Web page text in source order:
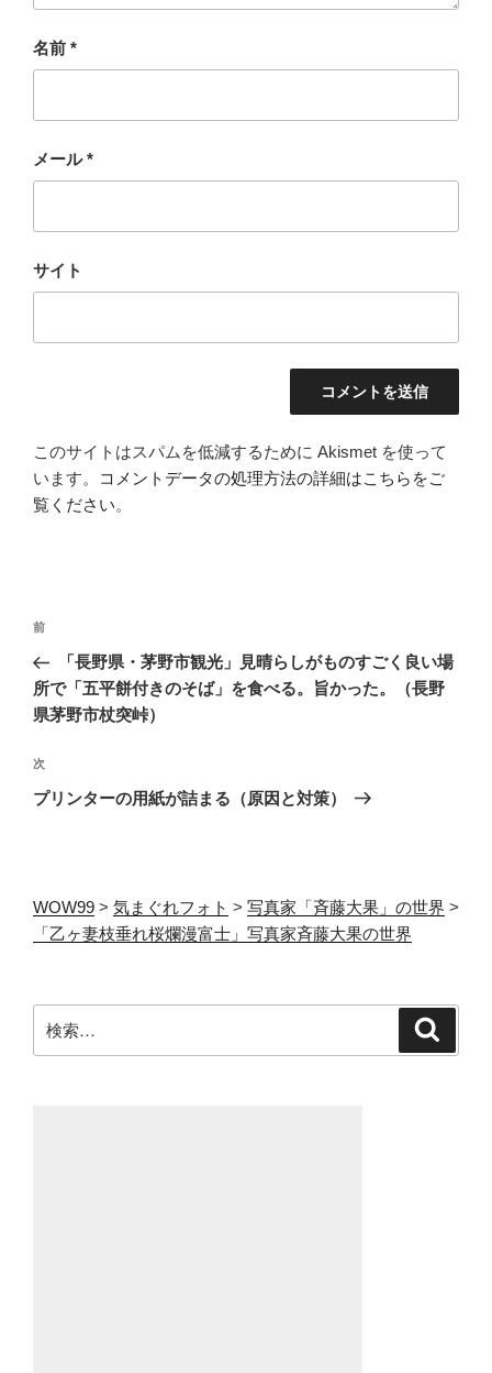
名前 *
メール*
サイト
このサイトはスパムを低減するために Akismet を使って
います。
コメントデータの処理方法の詳細はこちらをご
覧ください。
投
ナ
ビ
ー
シ
前
の
投
稿
前
「長野県・茅野市観光」見晴らしがものすごく良い場
所で「五平餅付きのそば」を食べる。旨かった。（長野
県茅野市杖突峠）
次
の
次
プリンターの用紙が詰まる（原因と対策）
WOW99 > 気まぐれフォト > 写真家「斉藤大果」の世界 >
「乙ヶ妻枝垂れ桜爛漫富士」写真家斉藤大果の世界
索: